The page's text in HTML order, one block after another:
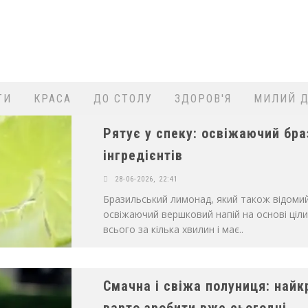
КРАСА ДО СТОЛУ ЗДОРОВ'Я МИЛИЙ
Рятує у спеку: освіжаючий
інгредієнтів
28-06-2026, 22:41
Бразильський лимонад, який також
освіжаючий вершковий напій на основі
всього за кілька хвилин і має..
Смачна і свіжа полуниця: